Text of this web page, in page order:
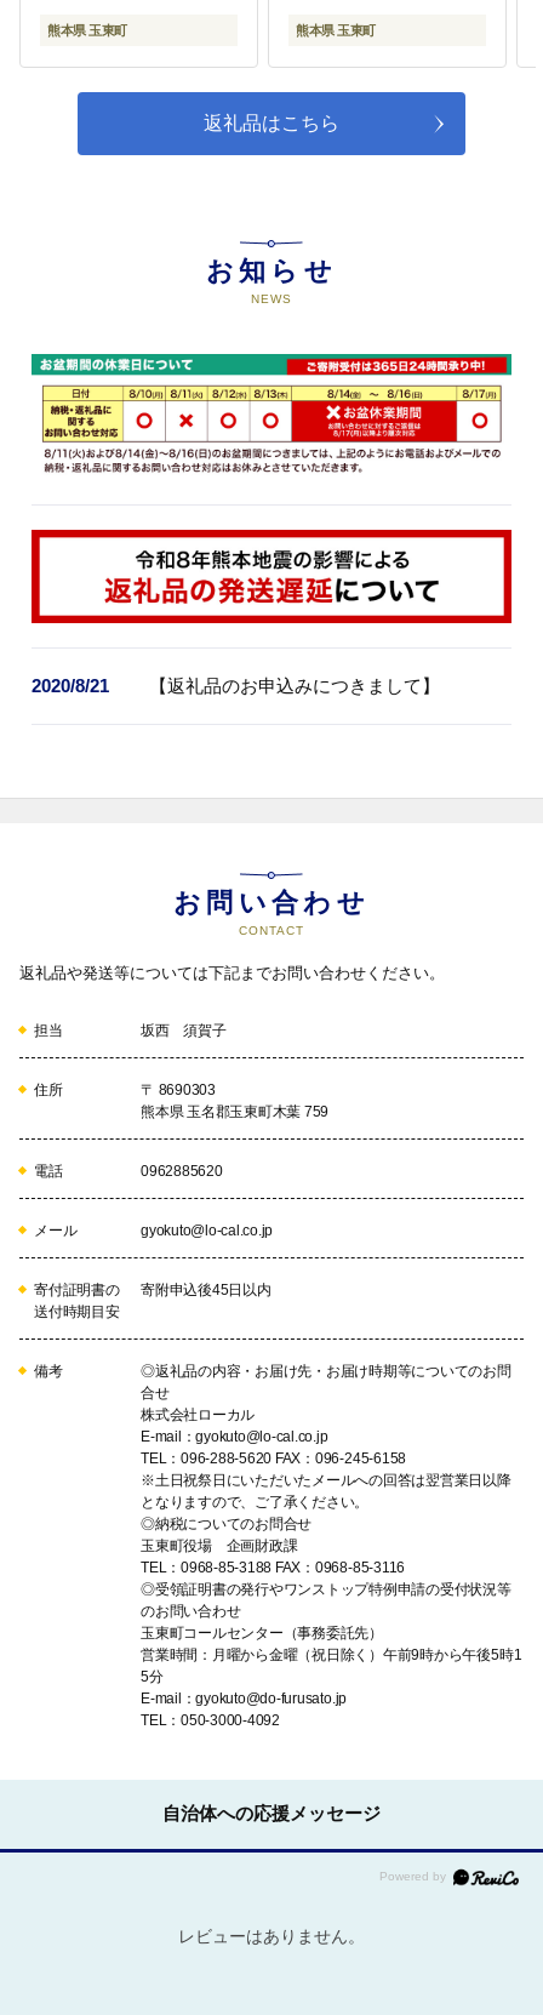
熊本県 玉東町 熊本県 玉東町
返礼品はこちら
お知らせ
NEWS
2020/8/21 【返礼品のお申込みにつきまして】
お問い合わせ
CONTACT
返礼品や発送等については下記までお問い合わせください。
担当 坂西 須賀子
住所
〒 8690303
熊本県 玉名郡玉東町木葉 759
電話 0962885620
メール gyokuto@lo-cal.co.jp
寄付証明書の
送付時期目安
寄附申込後45日以内
備考
◎返礼品の内容・お届け先・お届け時期等についてのお問
合せ
株式会社ローカル
E-mail：gyokuto@lo-cal.co.jp
TEL：096-288-5620 FAX：096-245-6158
※土日祝祭日にいただいたメールへの回答は翌営業日以降
となりますので、ご了承ください。
◎納税についてのお問合せ
玉東町役場 企画財政課
TEL：0968-85-3188 FAX：0968-85-3116
◎受領証明書の発行やワンストップ特例申請の受付状況等
のお問い合わせ
玉東町コールセンター（事務委託先）
営業時間：月曜から金曜（祝日除く）午前9時から午後5時1
5分
E-mail：gyokuto@do-furusato.jp
TEL：050-3000-4092
自治体への応援メッセージ
レビューはありません。